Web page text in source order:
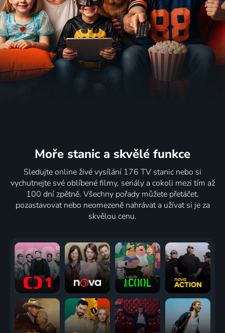
Moře stanic a skvělé funkce
Sledujte online živé vysílání 176 TV stanic nebo si
vychutnejte své oblíbené filmy, seriály a cokoli mezi tím až
100 dní zpětně. Všechny pořady můžete přetáčet,
pozastavovat nebo neomezeně nahrávat a užívat si je za
skvělou cenu.